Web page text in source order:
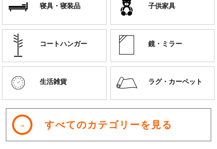
寝具・寝装品 子供家具
コートハンガー 鏡・ミラー
生活雑貨 ラグ・カーペット
すべてのカテゴリーを見る